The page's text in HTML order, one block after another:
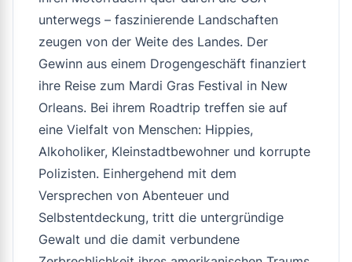
unterwegs – faszinierende Landschaften
zeugen von der Weite des Landes. Der
Gewinn aus einem Drogengeschäft finanziert
ihre Reise zum Mardi Gras Festival in New
Orleans. Bei ihrem Roadtrip treffen sie auf
eine Vielfalt von Menschen: Hippies,
Alkoholiker, Kleinstadtbewohner und korrupte
Polizisten. Einhergehend mit dem
Versprechen von Abenteuer und
Selbstentdeckung, tritt die untergründige
Gewalt und die damit verbundene